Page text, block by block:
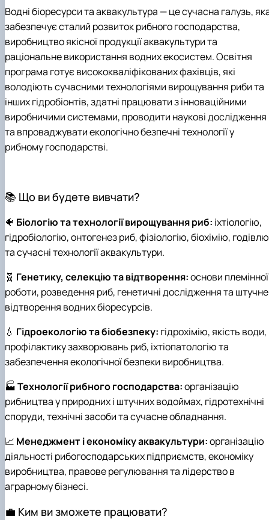
Водні біоресурси та аквакультура — це сучасна галузь,
забезпечує сталий розвиток рибного господарства,
виробництво якісної продукції аквакультури та
раціональне використання водних екосистем. Освітня
програма готує висококваліфікованих фахівців, які
володіють сучасними технологіями вирощування риби та
інших гідробіонтів, здатні працювати з інноваційними
виробничими системами, проводити наукові дослідження
та впроваджувати екологічно безпечні технології у
рибному господарстві.
📚 Що ви будете вивчати?
🐠 Біологію та технології вирощування риб: іхтіологію,
гідробіологію, онтогенез риб, фізіологію, біохімію, годівлю
та сучасні технології аквакультури.
🧬 Генетику, селекцію та відтворення:основи племінної
роботи, розведення риб, генетичні дослідження та штучне
відтворення водних біоресурсів.
💧 Гідроекологію та біобезпеку: гідрохімію, якість води,
профілактику захворювань риб, іхтіопатологію та
забезпечення екологічної безпеки виробництва.
🏭Технології рибного господарства:організацію
рибництва у природних і штучних водоймах, гідротехнічні
споруди, технічні засоби та сучасне обладнання.
📈 Менеджмент і економіку аквакультури:організацію
діяльності рибогосподарських підприємств, економіку
виробництва, правове регулювання та лідерство в
аграрному бізнесі.
💼 Ким ви зможете працювати?